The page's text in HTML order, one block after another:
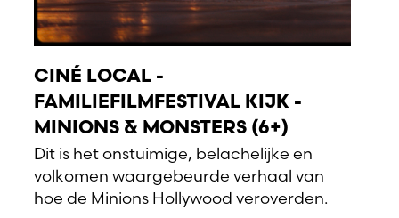
CINÉ LOCAL -
FAMILIEFILMFESTIVAL KIJK -
MINIONS & MONSTERS (6+)
Dit is het onstuimige, belachelijke en
volkomen waargebeurde verhaal van
hoe de Minions Hollywood veroverden.